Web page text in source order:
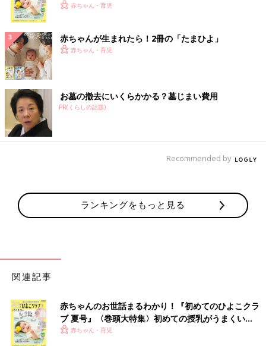
く！ おっぱい・ミルクの基本と夏のトラブル 解決テ
赤ちゃん・育児
赤ちゃんが生まれたら！2冊の「たまひよ」
赤ちゃん・育児
お墓の撤去にいくらかかる？墓じまい費用
PR(くらしの話題)
Recommended by
ランキングをもっと見る
関連記事
赤ちゃんのお世話まるわかり！『初めてのひよこクラ
ブ 夏号』〈巻頭大特集〉初めての授乳がうまくい
く！ おっぱい・ミルクの基本と夏のトラブル 解決テ
赤ちゃん・育児